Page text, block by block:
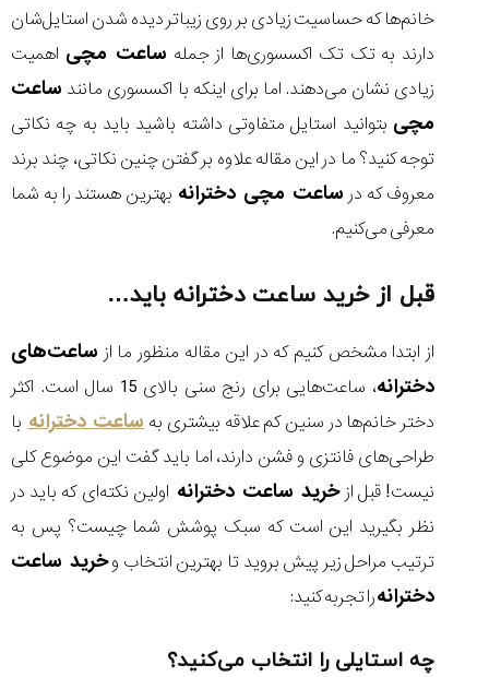
خانم‌ها که حساسیت زیادی بر روی زیباتر دیده شدن استایل‌شان
دارند به تک تک اکسسوری‌ها از جمله ساعت مچی اهمیت
زیادی نشان می‌دهند. اما برای اینکه با اکسسوری مانند ساعت
مچی بتوانید استایل متفاوتی داشته باشید باید به چه نکاتی
توجه کنید؟ ما در این مقاله علاوه بر گفتن چنین نکاتی، چند برند
معروف که در ساعت مچی دخترانه بهترین هستند را به شما
معرفی می‌کنیم.
قبل از خرید ساعت دخترانه باید…
از ابتدا مشخص کنیم که در این مقاله منظور ما از ساعت‌های
دخترانه
، ساعت‌هایی برای رنج سنی بالای 15 سال است. اکثر
دختر خانم‌ها در سنین کم علاقه بیشتری بهساعت دخترانه با
طراحی‌های فانتزی و فشن دارند، اما باید گفت این موضوع کلی
نیست! قبل ازخرید ساعت دخترانه اولین نکته‌ای که باید در
نظر بگیرید این است که سبک پوشش شما چیست؟ پس به
ترتیب مراحل زیر پیش بروید تا بهترین انتخاب وخرید ساعت
دخترانهرا تجربه کنید:
چه استایلی را انتخاب می‌کنید؟